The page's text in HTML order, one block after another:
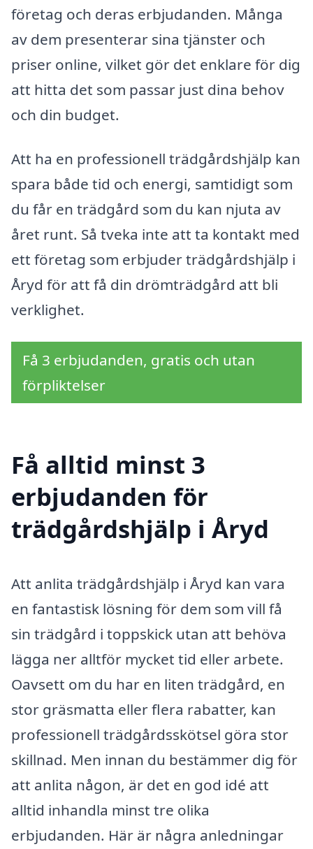
företag och deras erbjudanden. Många
av dem presenterar sina tjänster och
priser online, vilket gör det enklare för dig
att hitta det som passar just dina behov
och din budget.
Att ha en professionell trädgårdshjälp kan
spara både tid och energi, samtidigt som
du får en trädgård som du kan njuta av
året runt. Så tveka inte att ta kontakt med
ett företag som erbjuder trädgårdshjälp i
Åryd för att få din drömträdgård att bli
verklighet.
Få 3 erbjudanden, gratis och utan
förpliktelser
Få alltid minst 3
erbjudanden för
trädgårdshjälp i Åryd
Att anlita trädgårdshjälp i Åryd kan vara
en fantastisk lösning för dem som vill få
sin trädgård i toppskick utan att behöva
lägga ner alltför mycket tid eller arbete.
Oavsett om du har en liten trädgård, en
stor gräsmatta eller flera rabatter, kan
professionell trädgårdsskötsel göra stor
skillnad. Men innan du bestämmer dig för
att anlita någon, är det en god idé att
alltid inhandla minst tre olika
erbjudanden. Här är några anledningar